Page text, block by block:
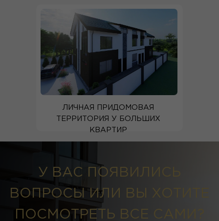
ЛИЧНАЯ ПРИДОМОВАЯ
ТЕРРИТОРИЯ У БОЛЬШИХ
КВАРТИР
У ВАС ПОЯВИЛИСЬ
ВОПРОСЫ ИЛИ ВЫ ХОТИТЕ
ПОСМОТРЕТЬ ВСЕ САМИ?